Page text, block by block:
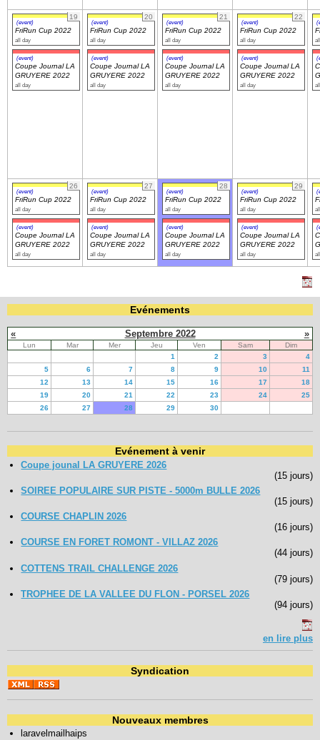
19
(event)
FriRun Cup 2022
all day
(event)
Coupe Journal LA
GRUYERE 2022
all day
20
(event)
FriRun Cup 2022
all day
(event)
Coupe Journal LA
GRUYERE 2022
all day
21
(event)
FriRun Cup 2022
all day
(event)
Coupe Journal LA
GRUYERE 2022
all day
22
(event)
FriRun Cup 2022
all day
(event)
Coupe Journal LA
GRUYERE 2022
all day
26
(event)
FriRun Cup 2022
all day
(event)
Coupe Journal LA
GRUYERE 2022
all day
27
(event)
FriRun Cup 2022
all day
(event)
Coupe Journal LA
GRUYERE 2022
all day
28
(event)
FriRun Cup 2022
all day
(event)
Coupe Journal LA
GRUYERE 2022
all day
29
(event)
FriRun Cup 2022
all day
(event)
Coupe Journal LA
GRUYERE 2022
all day
Evénements
« Septembre 2022 »
Lun Mar Mer Jeu Ven Sam
Dim
1
2 3
4
5
6 7 8 9 10
11
12
13 14 15 16 17
18
19
20 21 22 23 24
25
26
27 28 29 30
Evénement à venir
Coupe jounal LA GRUYERE 2026
(15 jours)
SOIREE POPULAIRE SUR PISTE - 5000m BULLE 2026
(15 jours)
COURSE CHAPLIN 2026
(16 jours)
COURSE EN FORET ROMONT - VILLAZ 2026
(44 jours)
COTTENS TRAIL CHALLENGE 2026
(79 jours)
TROPHEE DE LA VALLEE DU FLON - PORSEL 2026
(94 jours)
en lire plus
Syndication
Nouveaux membres
laravelmailhaips